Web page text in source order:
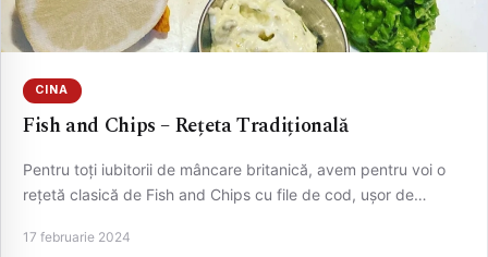
CINA
Fish and Chips – Rețeta Tradițională
Pentru toți iubitorii de mâncare britanică, avem pentru voi o
rețetă clasică de Fish and Chips cu file de cod, ușor de…
17 februarie 2024